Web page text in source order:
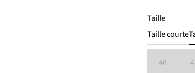
Choisir
Taille
Taille courte
46